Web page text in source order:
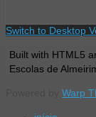
Switch to Desktop
Built with HTML5
Escolas de
Warp